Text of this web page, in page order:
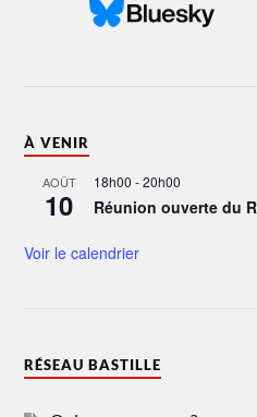
À VENIR
AOÛT
10
18h00 -20h00
Réunion ouverte du
Voir le calendrier
RÉSEAU BASTILLE